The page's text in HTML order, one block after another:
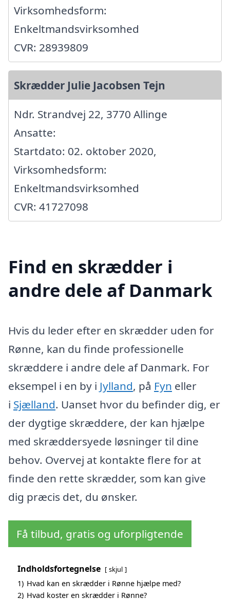
Virksomhedsform:
Enkeltmandsvirksomhed
CVR: 28939809
Skrædder Julie Jacobsen Tejn
Ndr. Strandvej 22, 3770 Allinge
Ansatte:
Startdato: 02. oktober 2020,
Virksomhedsform:
Enkeltmandsvirksomhed
CVR: 41727098
Find en skrædder i
andre dele af Danmark
Hvis du leder efter en skrædder uden for
Rønne, kan du finde professionelle
skræddere i andre dele af Danmark. For
eksempel i en by i Jylland, på Fyn eller
i Sjælland. Uanset hvor du befinder dig, er
der dygtige skræddere, der kan hjælpe
med skræddersyede løsninger til dine
behov. Overvej at kontakte flere for at
finde den rette skrædder, som kan give
dig præcis det, du ønsker.
Få tilbud, gratis og uforpligtende
Indholdsfortegnelse skjul
1) Hvad kan en skrædder i Rønne hjælpe med?
2) Hvad koster en skrædder i Rønne?